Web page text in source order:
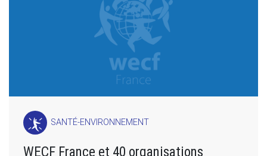
SANTÉ-ENVIRONNEMENT
WECF France et 40 organisations